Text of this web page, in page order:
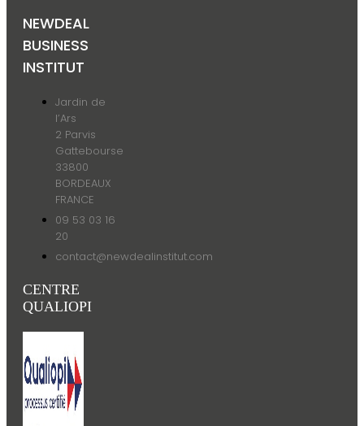
NEWDEAL
BUSINESS
INSTITUT
Jardin de
l’Ars
2 Parvis
Gattebourse
33800
BORDEAUX
FRANCE
09 53 03 16
20
contact@newdealinstitut.com
CENTRE
QUALIOPI